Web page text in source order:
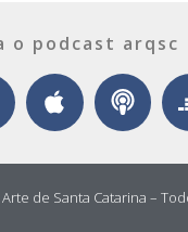
o podcast arqsc
de Santa Catarina –